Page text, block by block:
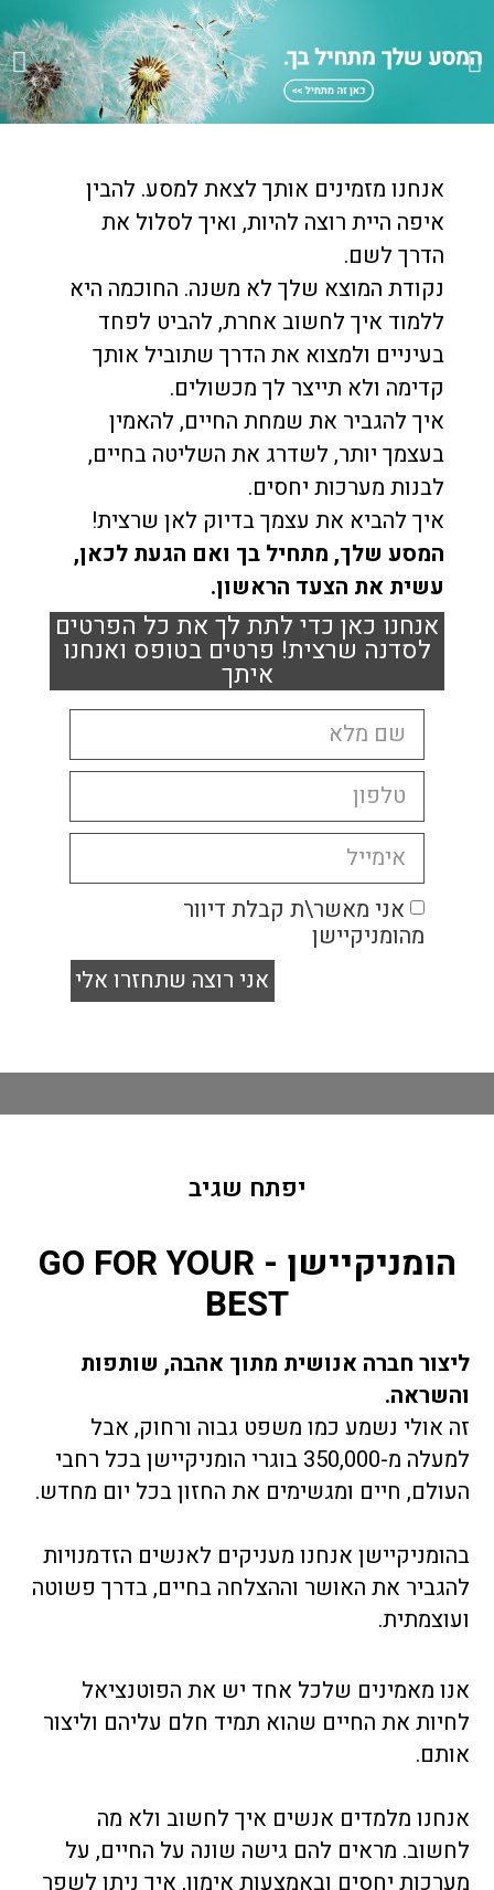
כאן
אנחנו מזמינים אותך לצאת למסע. להבין
איפה היית רוצה להיות, ואיך לסלול את
הדרך לשם.
נקודת המוצא שלך לא משנה. החוכמה היא
ללמוד איך לחשוב אחרת, להביט לפחד
בעיניים ולמצוא את הדרך שתוביל אותך
קדימה ולא תייצר לך מכשולים.
איך להגביר את שמחת החיים, להאמין
בעצמך יותר, לשדרג את השליטה בחיים,
לבנות מערכות יחסים.
איך להביא את עצמך בדיוק לאן שרצית!
המסע שלך, מתחיל בך ואם הגעת לכאן,
עשית את הצעד הראשון.
אנחנו כאן כדי לתת לך את כל הפרטים
לסדנה שרצית! פרטים בטופס ואנחנו
איתך
אני מאשר\ת קבלת דיוור
מהומניקיישן
אני רוצה שתחזרו אלי
יפתח שגיב
הומניקיישן​ - GO FOR YOUR
BEST
ליצור חברה אנושית מתוך אהבה, שותפות
והשראה.
זה אולי נשמע כמו משפט גבוה ורחוק, אבל
למעלה מ-350,000 בוגרי הומניקיישן בכל רחבי
העולם, חיים ומגשימים את החזון בכל יום מחדש.
בהומניקיישן אנחנו מעניקים לאנשים הזדמנויות
להגביר את האושר וההצלחה בחיים, בדרך פשוטה
ועוצמתית.
אנו מאמינים שלכל אחד יש את הפוטנציאל
לחיות את החיים שהוא תמיד חלם עליהם וליצור
אותם.
אנחנו מלמדים אנשים איך לחשוב ולא מה
לחשוב. מראים להם גישה שונה על החיים, על
מערכות יחסים ובאמצעות אימון, איך ניתן לשפר